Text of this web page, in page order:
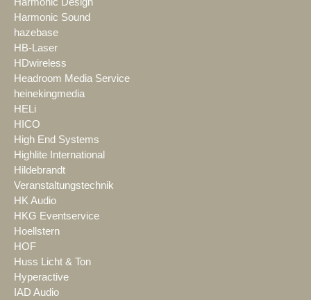
Harmonic Sound
hazebase
HB-Laser
HDwireless
Headroom Media Service
heinekingmedia
HELi
HICO
High End Systems
Highlite International
Hildebrandt
Veranstaltungstechnik
HK Audio
HKG Eventservice
Hoellstern
HOF
Huss Licht & Ton
Hyperactive
IAD Audio